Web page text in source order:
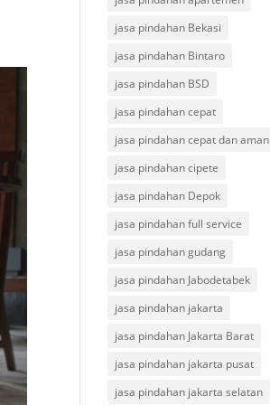
jasa pindahan Bekasi
jasa pindahan Bintaro
jasa pindahan BSD
jasa pindahan cepat
jasa pindahan cepat dan aman
jasa pindahan cipete
jasa pindahan Depok
jasa pindahan full service
jasa pindahan gudang
jasa pindahan Jabodetabek
jasa pindahan jakarta
jasa pindahan Jakarta Barat
jasa pindahan jakarta pusat
jasa pindahan jakarta selatan